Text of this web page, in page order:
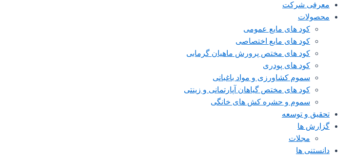
معرفی شرکت
محصولات
کود های مایع عمومی
کود های مایع اختصاصی
کود های مختص پرورش ماهیان گرمابی
کود های پودری
سموم کشاورزی و مواد باغبانی
کود های مختص گیاهان آپارتمانی و زینتی
سموم و حشره کش های خانگی
تحقیق و توسعه
گزارش ها
مجلات
دانستنی ها